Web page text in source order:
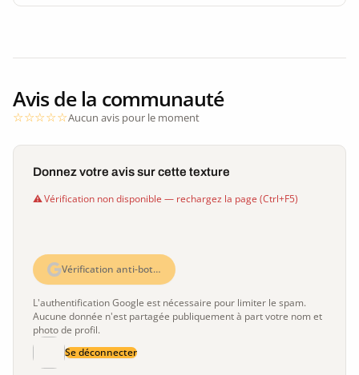
Avis de la communauté
Aucun avis pour le moment
Donnez votre avis sur cette texture
Vérification non disponible — rechargez la page (Ctrl+F5)
Vérification anti-bot…
L'authentification Google est nécessaire pour limiter le spam.
Aucune donnée n'est partagée publiquement à part votre nom et
photo de profil.
Se déconnecter